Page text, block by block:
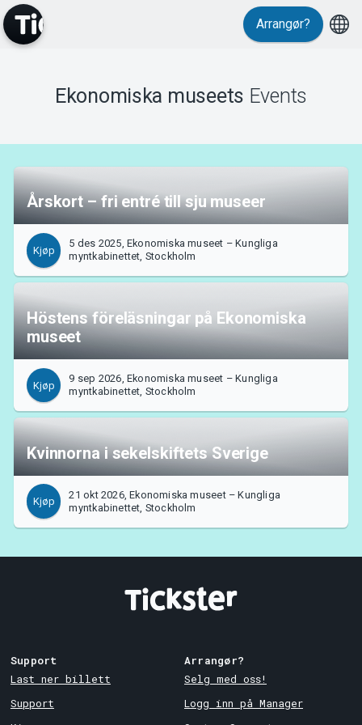
MyTickster
Support
Om Tickster
Arrangør?
Ekonomiska museets Events
Årskort – fri entré till sju museer
Kjøp
5 des 2025, Ekonomiska museet – Kungliga
myntkabinettet, Stockholm
Höstens föreläsningar på Ekonomiska
museet
Kjøp
9 sep 2026, Ekonomiska museet – Kungliga
myntkabinettet, Stockholm
Kvinnorna i sekelskiftets Sverige
Kjøp
21 okt 2026, Ekonomiska museet – Kungliga
myntkabinettet, Stockholm
Support
Last ner billett
Support
Arrangør?
Selg med oss!
Logg inn på Manager